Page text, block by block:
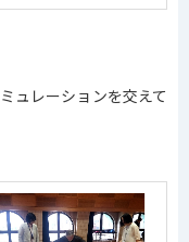
ュレーションを交えて